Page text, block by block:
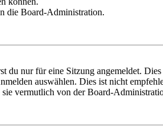
die Board-Administration.
nur für eine Sitzung angemeldet.
auswählen. Dies ist nicht
vermutlich von der Board-